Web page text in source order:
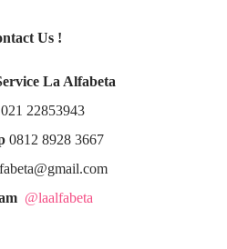
Us !
La Alfabeta
021 22853943
0812 8928 3667
@laalfabeta